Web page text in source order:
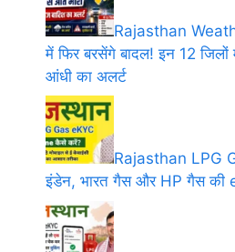
Rajasthan
में फिर बरसेंगे बादल! इन 12 जिलों
आंधी का अलर्ट
Rajasthan LPG
इंडेन, भारत गैस और HP गैस की